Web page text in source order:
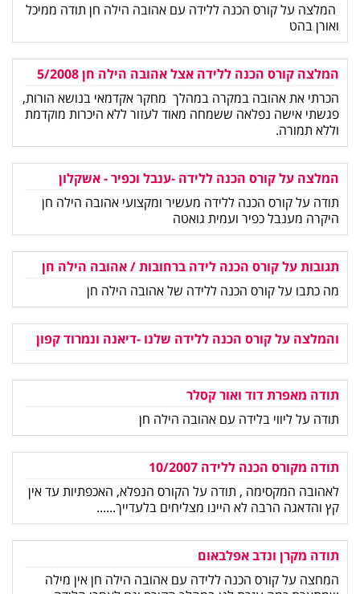
המלצה על קורס הכנה ללידה עם אהובה הילה חן תודה ממיכל
ואורן בהט
המלצה קורס הכנה ללידה אצל אהובה הילה חן 5/2008
הכרתי את אהובה במקרה במהלך מחקר אקדמאי בנושא הורות,
פגשתי אישה נפלאה ששמחה מאוד לעזור ללא היכרות מוקדמת
וללא תמורה.
המלצה על קורס הכנה ללידה -ענבל וכפיר - אשקלון
תודה על קורס הכנה ללידה מעשיר ומקצועי אהובה הילה חן
היקרה מענבל כפיר ועמית גואטה
תגובות על קורס הכנה לידה ברחובות / אהובה הילה חן
מה כתבו על קורס הכנה ללידה של אהובה הילה חן
והמלצה על קורס הכנה ללידה שלנו -דיאנה ונמרוד קפון
תודה מאפרת דוד ואור קסלר
תודה על ליווי בלידה עם אהובה הילה חן
תודה מקורס הכנה ללידה 10/2007
לאהובה המקסימה , תודה על הקורס הנפלא, האכפתיות עד אין
קץ והדאגה הרבה לא היינו מצליחים בלעדייך......
תודה מקרן ונדב אפלבאום
המחצה על קורס הכנה ללידה עם אהובה הילה חן אין מילה